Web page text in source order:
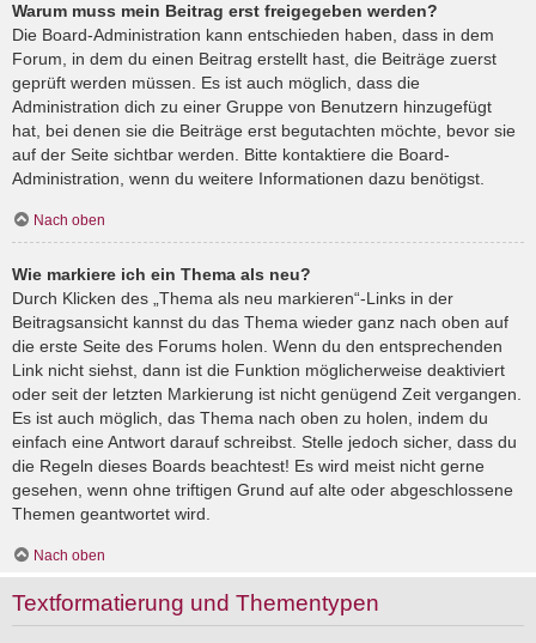
Warum muss mein Beitrag erst freigegeben werden?
Die Board-Administration kann entschieden haben, dass in dem
Forum, in dem du einen Beitrag erstellt hast, die Beiträge zuerst
geprüft werden müssen. Es ist auch möglich, dass die
Administration dich zu einer Gruppe von Benutzern hinzugefügt
hat, bei denen sie die Beiträge erst begutachten möchte, bevor sie
auf der Seite sichtbar werden. Bitte kontaktiere die Board-
Administration, wenn du weitere Informationen dazu benötigst.
Nach oben
Wie markiere ich ein Thema als neu?
Durch Klicken des „Thema als neu markieren“-Links in der
Beitragsansicht kannst du das Thema wieder ganz nach oben auf
die erste Seite des Forums holen. Wenn du den entsprechenden
Link nicht siehst, dann ist die Funktion möglicherweise deaktiviert
oder seit der letzten Markierung ist nicht genügend Zeit vergangen.
Es ist auch möglich, das Thema nach oben zu holen, indem du
einfach eine Antwort darauf schreibst. Stelle jedoch sicher, dass du
die Regeln dieses Boards beachtest! Es wird meist nicht gerne
gesehen, wenn ohne triftigen Grund auf alte oder abgeschlossene
Themen geantwortet wird.
Nach oben
Textformatierung und Thementypen